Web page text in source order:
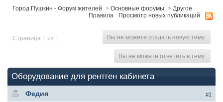
Город Пушкин - Форум жителей > Основные форумы > Другое
Правила
Просмотр новых публикаций
Страница 1 из 1 Вы не можете создать новую тему
Вы не можете ответить в тему
Оборудование для рентген кабинета
#1
Федия